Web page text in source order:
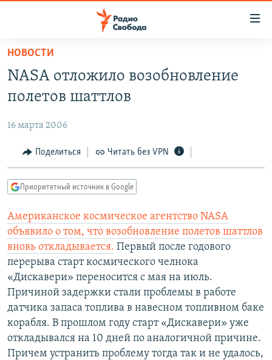
упрощенного
доступа
основному
Вернутся
главной
навигации
Вернутся
поиску
ЦИТАТЫ СВОБОДЫ
МНЕНИЯ
IDEL.РЕАЛИИ
КАВКАЗ.РЕАЛИИ
СЕВЕР.РЕАЛИИ
СИБИРЬ.РЕАЛИИ
РАСПИСАНИЕ ВЕЩАНИЯ
ПОДПИШИТЕСЬ НА РАССЫЛКУ
СОЦИАЛЬНЫЕ СЕТИ
НОВОСТИ
NASA отложило возобновление
полетов шаттлов
16 марта 2006
Поделиться Читать без VPN
Приоритетный источник в Google
Американское космическое агентство NASA
объявило о том, что возобновление полетов шаттлов
вновь откладывается. Первый после годового
перерыва старт космического челнока
«Дискавери» переносится с мая на июль.
Причиной задержки стали проблемы в работе
датчика запаса топлива в навесном топливном баке
корабля. В прошлом году старт «Дискавери» уже
откладывался на 10 дней по аналогичной причине.
Причем устранить проблему тогда так и не удалось,